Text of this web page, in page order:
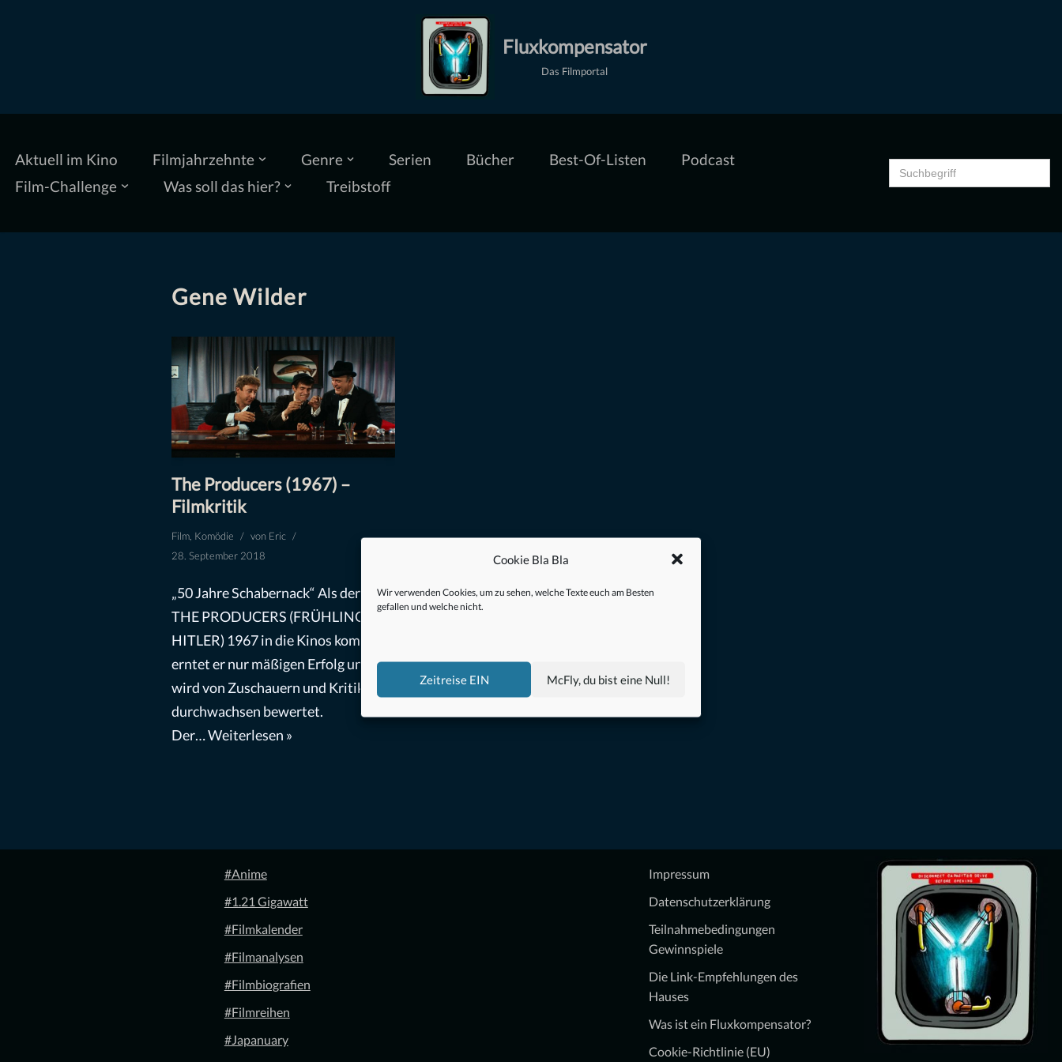
Cookie Bla Bla
Wir verwenden Cookies, um zu sehen, welche Texte euch am Besten
gefallen und welche nicht.
Zeitreise EIN McFly, du bist eine Null!
Fluxkompensator
Das Filmportal
Aktuell im Kino Filmjahrzehnte Genre Serien Bücher Best-Of-Listen
Podcast
Film-Challenge
Was soll das hier? Treibstoff
Search
for:
Gene Wilder
The Producers (1967) –
Filmkritik
Film, Komödie von Eric
28. September 2018
„50 Jahre Schabernack“ Als der Film
THE PRODUCERS (FRÜHLING FÜR
HITLER) 1967 in die Kinos kommt,
erntet er nur mäßigen Erfolg und
wird von Zuschauern und Kritikern
durchwachsen bewertet.
Der…Weiterlesen »
#Anime
#1.21 Gigawatt
#Filmkalender
#Filmanalysen
#Filmbiografien
#Filmreihen
#Japanuary
Impressum
Datenschutzerklärung
Teilnahmebedingungen
Gewinnspiele
Die Link-Empfehlungen des
Hauses
Was ist ein Fluxkompensator?
Cookie-Richtlinie (EU)